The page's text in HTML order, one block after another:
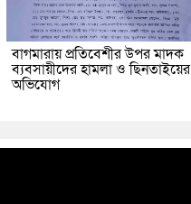
বাগমারায় প্রতিবেশীর উপর মাদক
ব্যবসায়ীদের হামলা ও ছিনতাইয়ের
অভিযোগ